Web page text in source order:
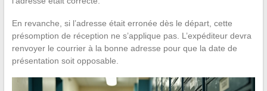
En revanche, si l’adresse était erronée dès le départ, cette
présomption de réception ne s’applique pas. L’expéditeur devra
renvoyer le courrier à la bonne adresse pour que la date de
présentation soit opposable.